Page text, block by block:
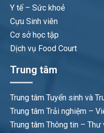
Y tế – Sức khoẻ
Cựu Sinh viên
Cơ sở học tập
Dịch vụ Food Court
Trung tâm
Trung tâm Tuyển sinh và
Trung tâm Trải nghiệm –
Trung tâm Thông tin – Thư